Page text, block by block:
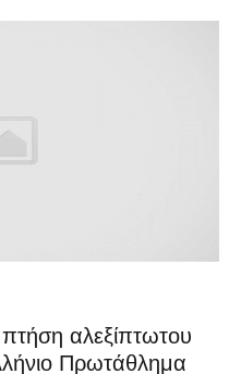
αλεξίπτωτου
Πρωτάθλημα